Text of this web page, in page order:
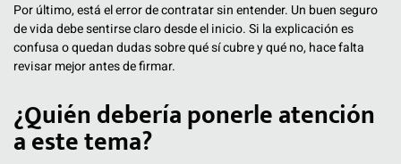
Por último, está el error de contratar sin entender. Un buen seguro
de vida debe sentirse claro desde el inicio. Si la explicación es
confusa o quedan dudas sobre qué sí cubre y qué no, hace falta
revisar mejor antes de firmar.
¿Quién debería ponerle atención
a este tema?